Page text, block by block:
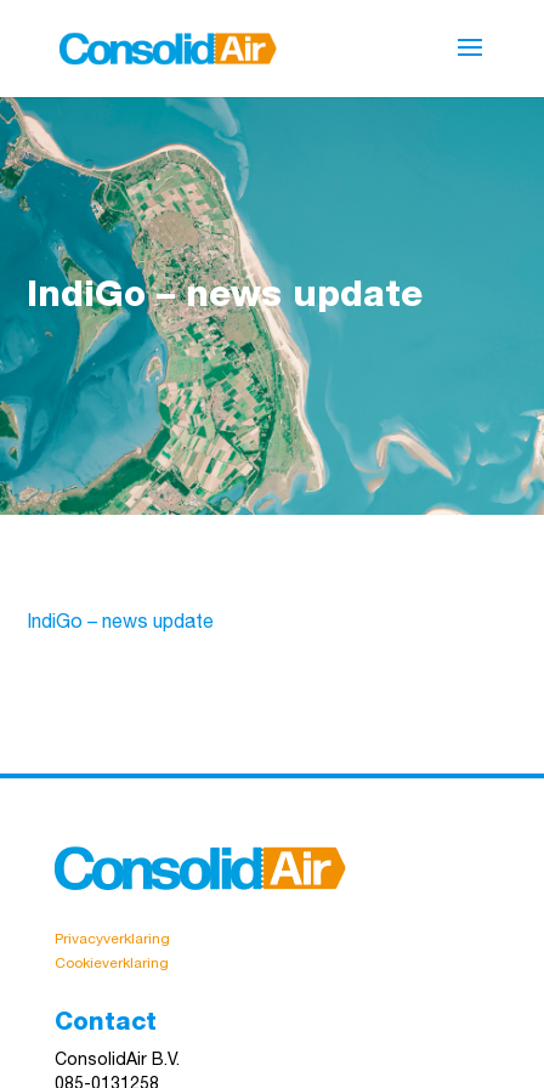
IndiGo – news update
IndiGo – news update
Privacyverklaring
Cookieverklaring
Contact
ConsolidAir B.V.